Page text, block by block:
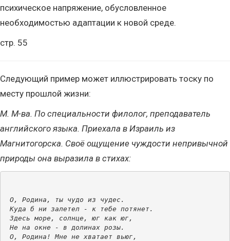
психическое напряжение, обусловленное
необходимостью адаптации к новой среде.
стр. 55
Следующий пример может иллюстрировать тоску по
месту прошлой жизни:
М. М-ва. По специальности филолог, преподаватель
английского языка. Приехала в Израиль из
Магнитогорска. Своё ощущение чуждости непривычной
природы она выразила в стихах:
О, Родина, ты чудо из чудес.
Куда б ни залетел - к тебе потянет.
Здесь море, солнце, юг как юг,
Не на окне - в долинах розы.
О, Родина! Мне не хватает вьюг,